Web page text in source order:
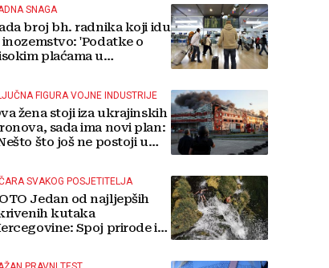
SNAGA
broj bh. radnika koji idu
inozemstvo: 'Podatke o
plaćama u
FIGURA VOJNE INDUSTRIJE
žena stoji iza ukrajinskih
sada ima novi plan:
što još ne postoji u
SVAKOG POSJETITELJA
Jedan od najljepših
kutaka
Spoj prirode i